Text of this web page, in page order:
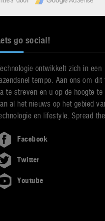
go social!
ontwikkelt zich in een
tempo. Aan ons om dit
te streven en u op de hoogte te
al het nieuws op het gebied
en lifestyle. Spread
Facebook
Twitter
Youtube